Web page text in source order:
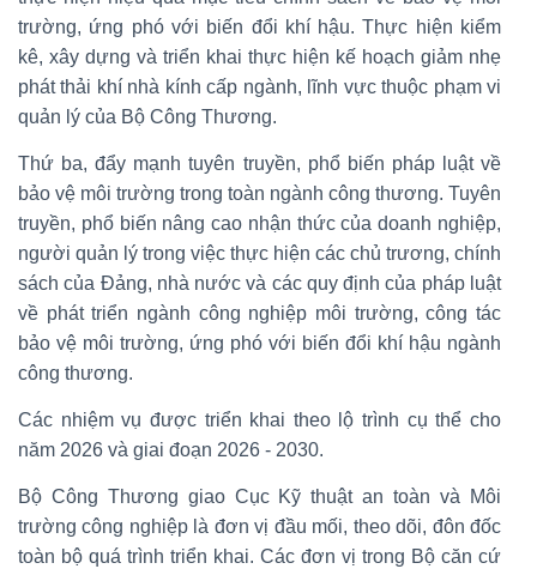
trường, ứng phó với biến đổi khí hậu. Thực hiện kiểm
kê, xây dựng và triển khai thực hiện kế hoạch giảm nhẹ
phát thải khí nhà kính cấp ngành, lĩnh vực thuộc phạm vi
quản lý của Bộ Công Thương.
Thứ ba, đẩy mạnh tuyên truyền, phổ biến pháp luật về
bảo vệ môi trường trong toàn ngành công thương. Tuyên
truyền, phổ biến nâng cao nhận thức của doanh nghiệp,
người quản lý trong việc thực hiện các chủ trương, chính
sách của Đảng, nhà nước và các quy định của pháp luật
về phát triển ngành công nghiệp môi trường, công tác
bảo vệ môi trường, ứng phó với biến đổi khí hậu ngành
công thương.
Các nhiệm vụ được triển khai theo lộ trình cụ thể cho
năm 2026 và giai đoạn 2026 - 2030.
Bộ Công Thương giao Cục Kỹ thuật an toàn và Môi
trường công nghiệp là đơn vị đầu mối, theo dõi, đôn đốc
toàn bộ quá trình triển khai. Các đơn vị trong Bộ căn cứ